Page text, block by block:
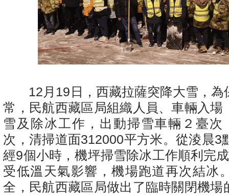
12 月 19 日，西藏拉薩突降大雪，
常，民航西藏區局組織人員、車輛入場
雪及除冰工作，出動掃雪車輛２臺次
次，清掃道面312000平方米。從淩晨3
經9個小時，機坪掃雪除冰工作順利完
受低溫天氣影響，機場跑道再次結冰
全，民航西藏區局做出了臨時關閉機場